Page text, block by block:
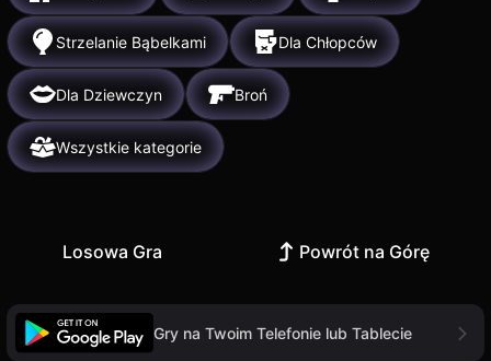
Strzelanie Bąbelkami Dla Chłopców
Dla Dziewczyn Broń
Wszystkie kategorie
Losowa Gra Powrót na Górę
Gry na Twoim Telefonie lub Tablecie